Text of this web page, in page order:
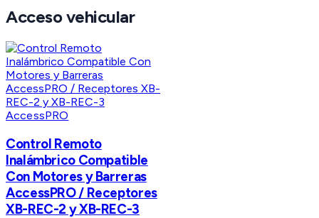
Acceso vehicular
AccessPRO
Control Remoto
Inalámbrico Compatible
Con Motores y Barreras
AccessPRO / Receptores
XB-REC-2 y XB-REC-3